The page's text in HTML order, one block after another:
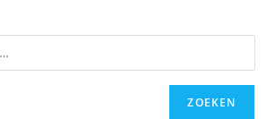
ZOEKEN